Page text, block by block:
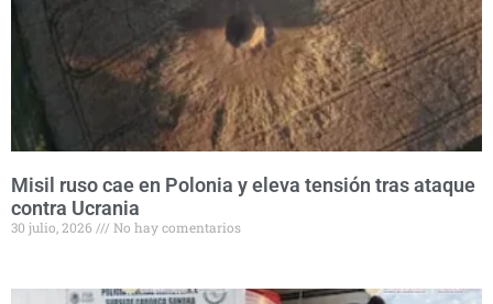
Misil ruso cae en Polonia y eleva tensión tras ataque
contra Ucrania
30 julio, 2026 No hay comentarios